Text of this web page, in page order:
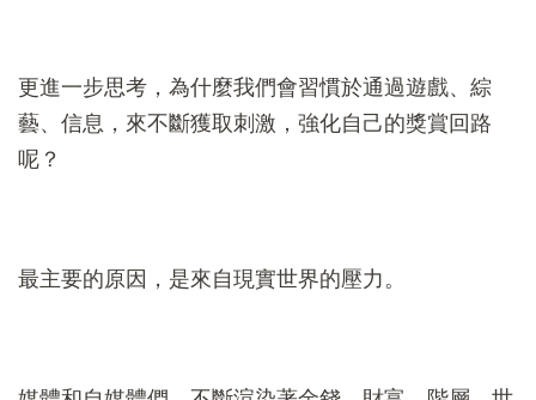
更進一步思考，為什麼我們會習慣於通過遊戲、綜
藝、信息，來不斷獲取刺激，強化自己的獎賞回路
呢？
最主要的原因，是來自現實世界的壓力。